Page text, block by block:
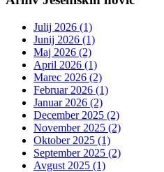
Julij 2026 (1)
Junij 2026 (1)
Maj 2026 (2)
April 2026 (1)
Marec 2026 (2)
Februar 2026 (1)
Januar 2026 (2)
December 2025 (2)
November 2025 (2)
Oktober 2025 (1)
September 2025 (2)
Avgust 2025 (1)